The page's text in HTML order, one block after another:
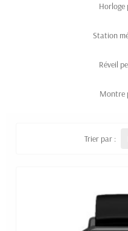
Horloge
Station
Réveil
Montre
Trier par :